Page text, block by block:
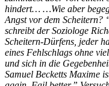
hindert… …Wie aber
Angst vor dem Scheitern?
schreibt der Soziologe
Scheitern-Dürfens, jeder
eines Fehlschlags ohne
und sich in die
Samuel Becketts Maxime